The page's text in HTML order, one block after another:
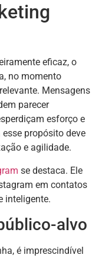
eficaz, o
no momento
Mensagens
parecer
esforço e
propósito deve
e agilidade.
se destaca. Ele
em contatos
inteligente.
alvo
é imprescindível